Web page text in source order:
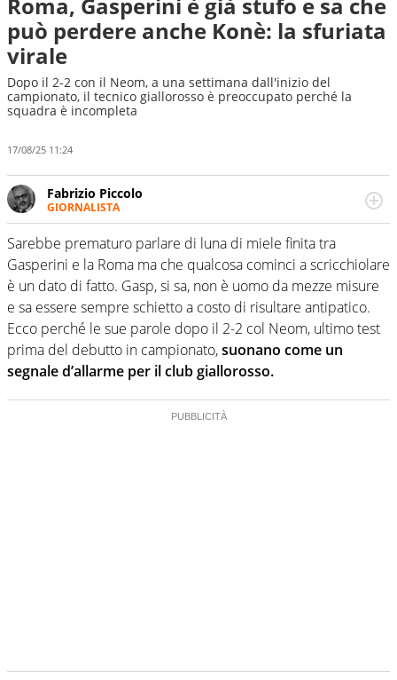
può perdere anche Konè: la sfuriata
virale
Dopo il 2-2 con il Neom, a una settimana dall'inizio del
campionato, il tecnico giallorosso è preoccupato perché la
squadra è incompleta
17/08/25 11:24
Fabrizio Piccolo
GIORNALISTA
Nella sua carriera ha seguito numerose manifestazioni
sportive e collaborato con agenzie e testate. Esperienza,
competenza, conoscenza e memoria storica. Si occupa
prevalentemente di calcio
Sarebbe prematuro parlare di luna di miele finita tra
Gasperini e la Roma ma che qualcosa cominci a scricchiolare
è un dato di fatto. Gasp, si sa, non è uomo da mezze misure
e sa essere sempre schietto a costo di risultare antipatico.
Ecco perché le sue parole dopo il 2-2 col Neom, ultimo test
prima del debutto in campionato,suonano come un
segnale d’allarme per il club giallorosso.